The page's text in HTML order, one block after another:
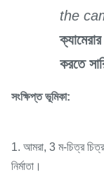
the
করতে
সংক্ষিপ্ত ভূমিকা:
1. আমরা, 3 ম-চিত্র চিত্র,
নির্মাতা।